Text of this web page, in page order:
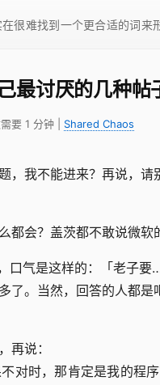
很难找到一个更合适的词来
最讨厌的几种帖
要 1 分钟 Shared Chaos
，我不能进来？再说，请
都会？盖茨都不敢说微
口气是这样的：「老子要
。当然，回答的人都是
再说：
对时，那肯定是我的程